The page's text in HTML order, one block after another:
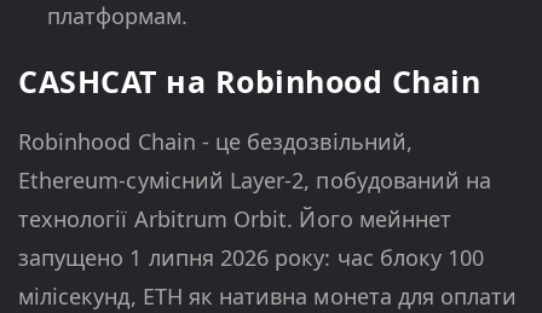
платформам.
CASHCAT на Robinhood Chain
Robinhood Chain - це бездозвільний,
Ethereum-сумісний Layer-2, побудований на
технології Arbitrum Orbit. Його мейннет
запущено 1 липня 2026 року: час блоку 100
мілісекунд, ETH як нативна монета для оплати